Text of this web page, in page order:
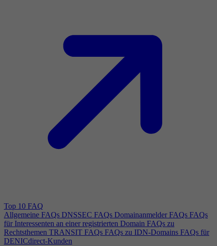
Top 10 FAQ
Allgemeine FAQs DNSSEC FAQs Domainanmelder FAQs FAQs
für Interessenten an einer registrierten Domain FAQs zu
Rechtsthemen TRANSIT FAQs FAQs zu IDN-Domains FAQs für
DENICdirect-Kunden